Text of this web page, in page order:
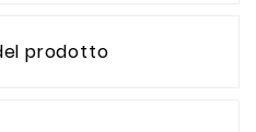
prodotto